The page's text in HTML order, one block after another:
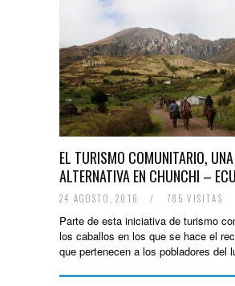
EL TURISMO COMUNITARIO,
ALTERNATIVA EN CHUNCHI –
24 AGOSTO, 2016 / 785 VISITAS
Parte de esta iniciativa de turismo
los caballos en los que se hace el
que pertenecen a los pobladores del